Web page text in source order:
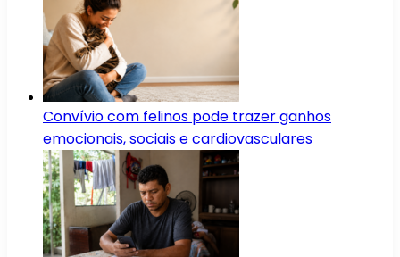
Convívio com felinos pode trazer ganhos
emocionais, sociais e cardiovasculares